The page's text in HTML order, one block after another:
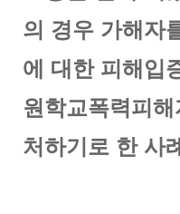
의 경우 가해자
에 대한 피해입
원학교폭력피
처하기로 한 사